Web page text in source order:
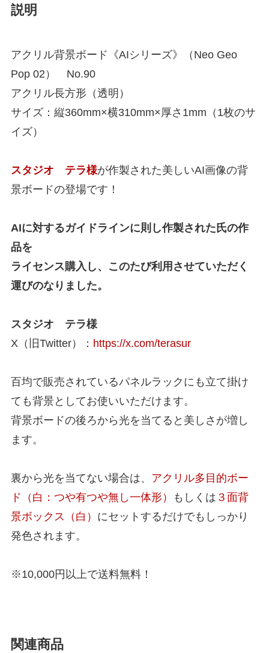
説明
アクリル背景ボード《AIシリーズ》（Neo Geo
Pop 02） No.90
アクリル長方形（透明）
サイズ：縦360mm×横310mm×厚さ1mm（1枚のサ
イズ）
スタジオ テラ様が作製された美しいAI画像の背
景ボードの登場です！
AIに対するガイドラインに則し作製された氏の作
品を
ライセンス購入し、このたび利用させていただく
運びのなりました。
スタジオ テラ様
X（旧Twitter）： https://x.com/terasur
百均で販売されているパネルラックにも立て掛け
ても背景としてお使いいただけます。
背景ボードの後ろから光を当てると美しさが増し
ます。
裏から光を当てない場合は、 アクリル多目的ボー
ド（白：つや有つや無し一体形）
もしくは ３面背
景ボックス（白） にセットするだけでもしっかり
発色されます。
※10,000円以上で送料無料！
関連商品